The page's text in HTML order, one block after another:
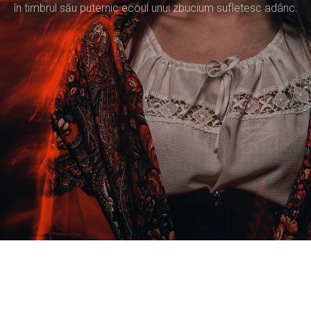
în timbrul său puternic ecoul unui zbucium sufletesc adânc.